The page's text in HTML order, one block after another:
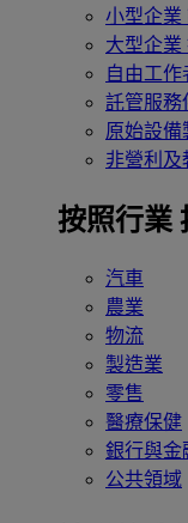
小型企業
大型企業
自由工
託管服務
原始設備
非營利及
按照行業
汽車
農業
物流
製造業
零售
醫療保健
銀行與金
公共領域